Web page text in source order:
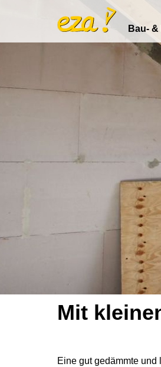
Bau-
Mit
Eine gut gedämmte und